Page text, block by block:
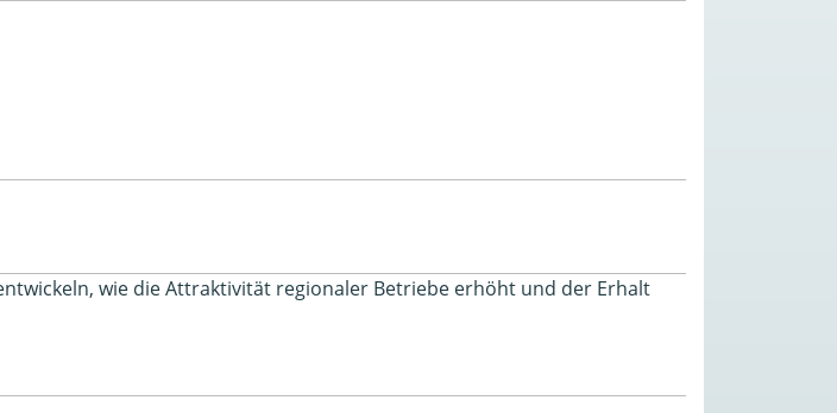
wie die Attraktivität regionaler Betriebe erhöht und der Erhalt